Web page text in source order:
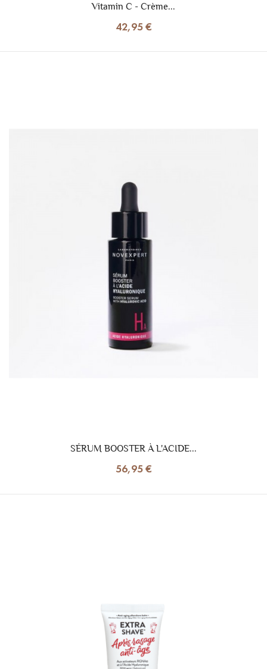
Vitamin C - Crème...
42,95 €
SÉRUM BOOSTER À L'ACIDE...
56,95 €